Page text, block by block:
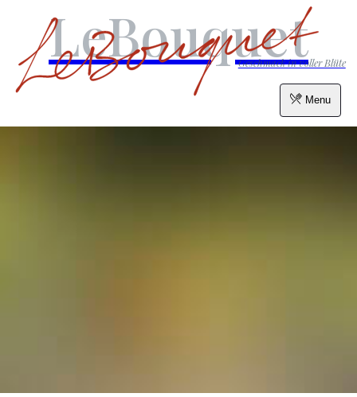
Menu
LeBouquet
Geschmack in voller Blüte